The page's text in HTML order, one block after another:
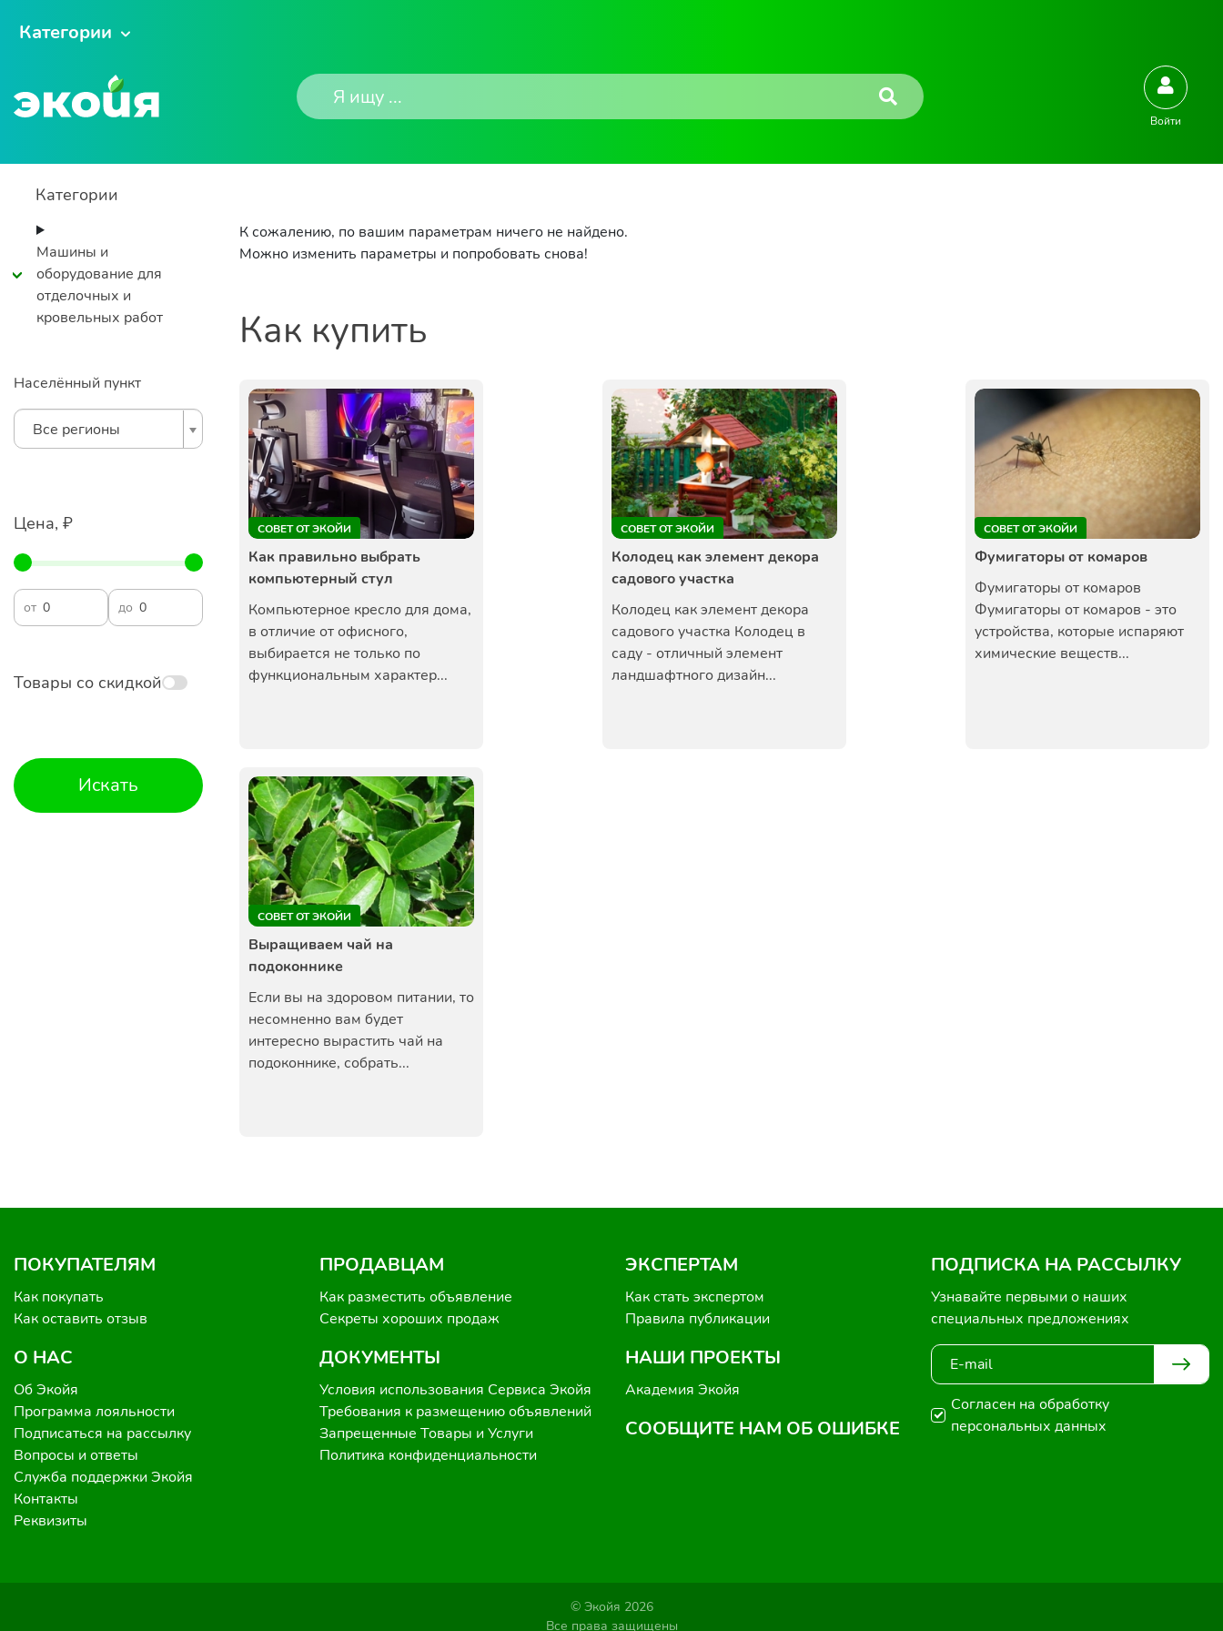
Категории
Войти
Категории
Машины и
оборудование для
отделочных и
кровельных работ
Населённый пункт
Все регионы
Цена, ₽
от до
Товары со скидкой
Искать
К сожалению, по вашим параметрам ничего не найдено.
Можно изменить параметры и попробовать снова!
Как купить
СОВЕТ ОТ ЭКОЙИ
Как правильно выбрать
компьютерный стул
Компьютерное кресло для дома,
в отличие от офисного,
выбирается не только по
функциональным характер...
СОВЕТ ОТ ЭКОЙИ
Колодец как элемент декора
садового участка
Колодец как элемент декора
садового участка Колодец в
саду - отличный элемент
ландшафтного дизайн...
СОВЕТ ОТ ЭКОЙИ
Фумигаторы от комаров
Фумигаторы от комаров
Фумигаторы от комаров - это
устройства, которые испаряют
химические веществ...
СОВЕТ ОТ ЭКОЙИ
Выращиваем чай на
подоконнике
Если вы на здоровом питании, то
несомненно вам будет
интересно вырастить чай на
подоконнике, собрать...
ПОКУПАТЕЛЯМ
Как покупать
Как оставить отзыв
О НАС
Об Экойя
Программа лояльности
Подписаться на рассылку
Вопросы и ответы
Служба поддержки Экойя
Контакты
Реквизиты
ПРОДАВЦАМ
Как разместить объявление
Секреты хороших продаж
ДОКУМЕНТЫ
Условия использования Сервиса Экойя
Требования к размещению объявлений
Запрещенные Товары и Услуги
Политика конфиденциальности
ЭКСПЕРТАМ
Как стать экспертом
Правила публикации
НАШИ ПРОЕКТЫ
Академия Экойя
СООБЩИТЕ НАМ ОБ ОШИБКЕ
ПОДПИСКА НА РАССЫЛКУ
Узнавайте первыми о наших
специальных предложениях
Согласен на обработку
персональных данных
© Экойя 2026
Все права защищены